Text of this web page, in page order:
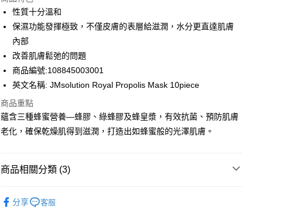
AlipayHK
PayMe
WeChat Pay
BoC Pay
送貨方式
順豐自助櫃 - 確認發貨後1-3個工作天送達
順豐站及營業點 - 確認發貨後1-3個工作天送達
性質十分溫和
保濕功能發揮極致，不僅皮膚的表層給滋潤，水分更直達肌膚
內部
改善肌膚鬆弛的問題
商品編號:108845003001
英文名稱: JMsolution Royal Propolis Mask 10piece
商品重點
蘊含三種蜂蜜營養—蜂膠、綠蜂膠及蜂皇漿，有效抗菌、預防肌膚
老化，確保乾燥肌得到滋潤，打造出如蜂蜜般的光澤肌膚。
商品相關分類 (3)
分享 客服